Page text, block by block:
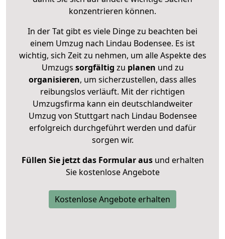
konzentrieren können.
In der Tat gibt es viele Dinge zu beachten bei
einem Umzug nach Lindau Bodensee. Es ist
wichtig, sich Zeit zu nehmen, um alle Aspekte des
Umzugs sorgfältig zu planen und zu
organisieren, um sicherzustellen, dass alles
reibungslos verläuft. Mit der richtigen
Umzugsfirma kann ein deutschlandweiter
Umzug von Stuttgart nach Lindau Bodensee
erfolgreich durchgeführt werden und dafür
sorgen wir.
Füllen Sie jetzt das Formular ausund erhalten
Sie kostenlose Angebote
Kostenlose Angebote erhalten